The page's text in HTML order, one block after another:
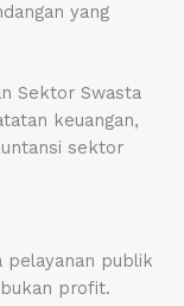
yang
Sektor Swasta
keuangan,
sektor
publik
profit.